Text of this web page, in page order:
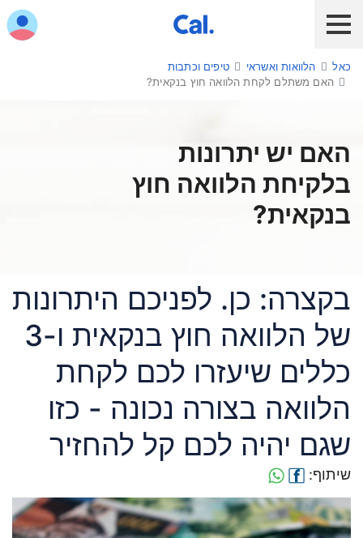
לקוח כאל לקוח Diners Club
הלוואות ואשראי
מבצעים והטבות
חו"ל
כרטיס חדש
כאל בשבילך
כאל הלוואות ואשראי
טיפים וכתבות
האם משתלם לקחת הלוואה חוץ בנקאית?
האם יש יתרונות
בלקיחת הלוואה חוץ
בנקאית?
בקצרה: כן. לפניכם היתרונות
של הלוואה חוץ בנקאית ו-3
כללים שיעזרו לכם לקחת
הלוואה בצורה נכונה - כזו
שגם יהיה לכם קל להחזיר
שיתוף: